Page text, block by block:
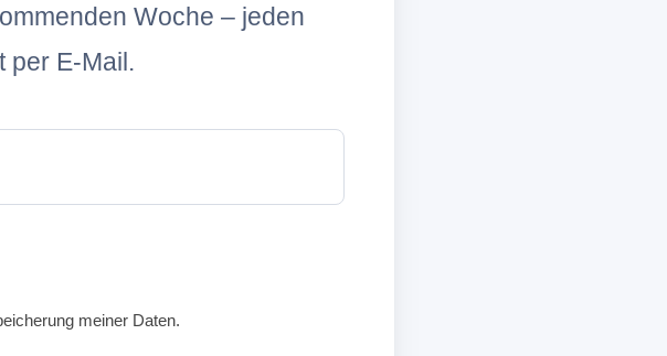
Woche – jeden
per E-Mail.
meiner Daten.